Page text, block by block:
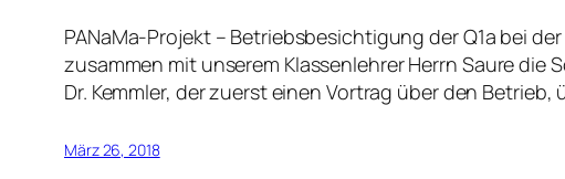
PANaMa-Projekt – Betriebsbesichtigung der Q1a bei
zusammen mit unserem Klassenlehrer Herrn Saure die
Dr. Kemmler, der zuerst einen Vortrag über den
März 26, 2018